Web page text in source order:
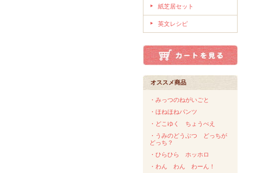
紙芝居セット
英文レシピ
オススメ商品
・みっつのねがいごと
・ほねほねパンツ
・どこゆく ちょうべえ
・うみのどうぶつ どっちが
どっち？
・ひらひら ホッホロ
・わん わん わーん！